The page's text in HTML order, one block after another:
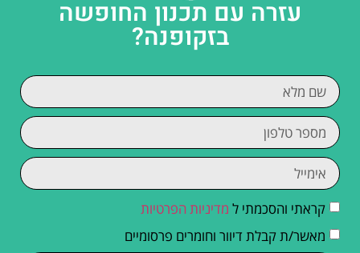
עזרה עם תכנון החופשה
בזקופנה?
קראתי והסכמתי ל מדיניות הפרטיות
מאשר/ת קבלת דיוור וחומרים פרסומיים